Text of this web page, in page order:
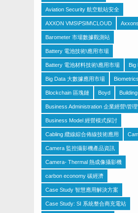
Aviation Security 航空航站安全
AXXON VMS\PSIM\CLOUD
Barometer 市場數據觀測站
Battery 電池技術\應用市場
Battery 電池材料技術\應用市場 Big
Big Data 大數據應用市場
Blockchain 區塊鏈 Boyd
Business Administration 企業經營\管
Business Model 經營模式探討
Cabling 纜線綜合佈線技術應用
Camera 監控攝影機產品資訊
Camera- Thermal 熱成像攝影機
carbon economy 碳經濟
Case Study 智慧應用解決方案
Case Study: SI 系統整合商充電站